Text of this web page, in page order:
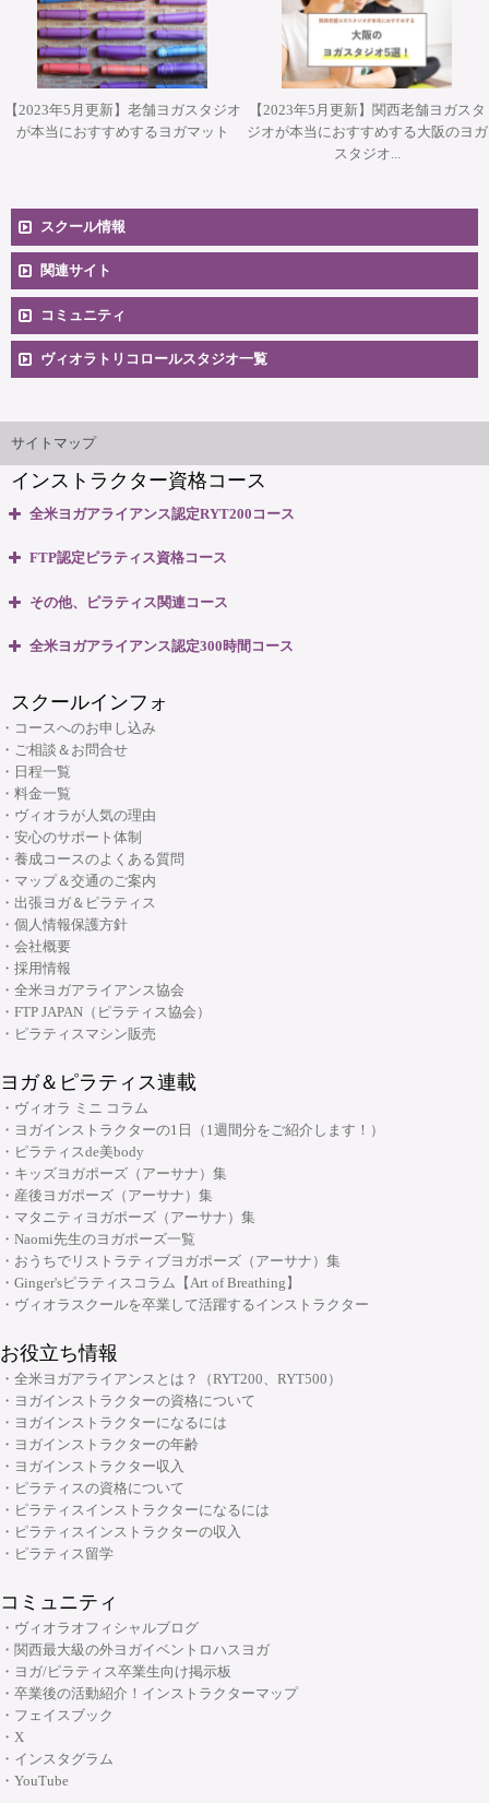
【2023年5月更新】老舗ヨガスタジオ
が本当におすすめするヨガマット
【2023年5月更新】関西老舗ヨガスタ
ジオが本当におすすめする大阪のヨガ
スタジオ...
スクール情報
安心のサポート体制
無料体験説明会
マップ＆交通のご案内
関連サイト
コミュニティ
卒業生向け掲示板
インストラクター'sマップ
ヴィオラトリコロールスタジオ一覧
大阪府大阪市中央区本町3丁目4番10号 本町野村ビルB1F
(大阪市・本町)
大阪府大阪市中央区安土町3丁目2番4号 JUST本町ビル5F
TEL: 06-6926-8422
リフォーマースタジオ
大阪府大阪市中央区安土町2-5-5 本町明大ビル3F
TEL: 06-6926-8422
サイトマップ
インストラクター資格コース
全米ヨガアライアンス認定RYT200コース
・全米ヨガアライアンス認定 RYT200資格取得コース
FTP認定ピラティス資格コース
・ピラティスベーシック インストラクター資格コース
・リフォーマーLevel2 インストラクター資格コース
・Tower インストラクター資格コース
・Basic Chair インストラクター資格コース
・ブラッシュアップセミナー
・リフォーマーブラッシュアップセミナー
その他、ピラティス関連コース
・ピラティスパーソナル指導者資格コース
・産後ピラティス インストラクターコース
・シニアピラティス インストラクターコース
・ピラティス解剖学インストラクター資格コース
・ピラティス解剖学【足部編】インストラクター資格コース
・骨盤底筋群機能改善インストラクター資格コース
・ピラティス プロップスコース
・ピラティスリング指導者養成コース
全米ヨガアライアンス認定300時間コース
・キッズヨガ インストラクターコース
・産後ヨガ インストラクターコース
・シニアヨガ インストラクターコース
・アシュタンガヨガ イマージョンコース
・呼吸と瞑想コース
・リストラティブメソッド養成コース
・ヨーガ哲学コース
・リンパマッサージコース
・ヨガ解剖学コース
・アーユルヴェーダを知る
・アーユルヴェーダを深める
プコース
・ヨガ指導者向け：個人プログラミングコース～症例別・目的別プログラ
ムの組み方～
・ヨガ指導者向け：アジャストメント＆モディフィケーションスキルアッ
プコース
・メンタルケアヨガ(心のためのヨガ)指導者養成コース
チャクラ講座
顔筋調整ヨガ養成指導者コース
スクールインフォ
・コースへのお申し込み
・ご相談＆お問合せ
・日程一覧
・料金一覧
・ヴィオラが人気の理由
・安心のサポート体制
・養成コースのよくある質問
・マップ＆交通のご案内
・出張ヨガ＆ピラティス
・個人情報保護方針
・会社概要
・採用情報
・全米ヨガアライアンス協会
・FTP JAPAN（ピラティス協会）
・ピラティスマシン販売
ヨガ＆ピラティス連載
・ヴィオラ ミニ コラム
・ヨガインストラクターの1日（1週間分をご紹介します！）
・ピラティスde美body
・キッズヨガポーズ（アーサナ）集
・産後ヨガポーズ（アーサナ）集
・マタニティヨガポーズ（アーサナ）集
・Naomi先生のヨガポーズ一覧
・おうちでリストラティブヨガポーズ（アーサナ）集
・Ginger'sピラティスコラム【Art of Breathing】
・ヴィオラスクールを卒業して活躍するインストラクター
お役立ち情報
・全米ヨガアライアンスとは？（RYT200、RYT500）
・ヨガインストラクターの資格について
・ヨガインストラクターになるには
・ヨガインストラクターの年齢
・ヨガインストラクター収入
・ピラティスの資格について
・ピラティスインストラクターになるには
・ピラティスインストラクターの収入
・ピラティス留学
コミュニティ
・ヴィオラオフィシャルブログ
・関西最大級の外ヨガイベントロハスヨガ
・ヨガ/ピラティス卒業生向け掲示板
・卒業後の活動紹介！インストラクターマップ
・フェイスブック
・X
・インスタグラム
・YouTube